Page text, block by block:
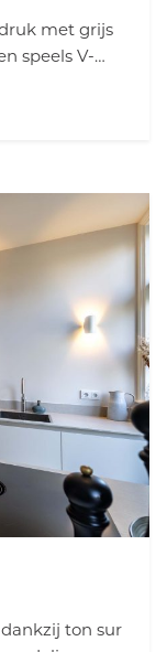
met grijs
speels V-
wand. Het
ton sur